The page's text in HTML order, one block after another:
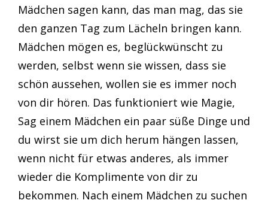
Mädchen sagen kann, das man mag, das sie
den ganzen Tag zum Lächeln bringen kann.
Mädchen mögen es, beglückwünscht zu
werden, selbst wenn sie wissen, dass sie
schön aussehen, wollen sie es immer noch
von dir hören. Das funktioniert wie Magie,
Sag einem Mädchen ein paar süße Dinge und
du wirst sie um dich herum hängen lassen,
wenn nicht für etwas anderes, als immer
wieder die Komplimente von dir zu
bekommen. Nach einem Mädchen zu suchen